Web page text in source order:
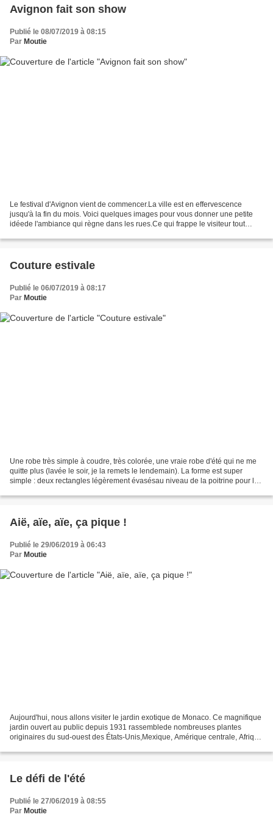
Avignon fait son show
Publié le 08/07/2019 à 08:15
Par Moutie
Le festival d'Avignon vient de commencer.La ville est en effervescence
jusqu'à la fin du mois. Voici quelques images pour vous donner une petite
idéede l'ambiance qui règne dans les rues.Ce qui frappe le visiteur tout
Couture estivale
Publié le 06/07/2019 à 08:17
Par Moutie
Une robe très simple à coudre, très colorée, une vraie robe d'été qui ne me
quitte plus (lavée le soir, je la remets le lendemain). La forme est super
simple : deux rectangles légèrement évasésau niveau de la poitrine pour le
Aië, aïe, aïe, ça pique !
Publié le 29/06/2019 à 06:43
Par Moutie
Aujourd'hui, nous allons visiter le jardin exotique de Monaco. Ce magnifique
jardin ouvert au public depuis 1931 rassemblede nombreuses plantes
originaires du sud-ouest des États-Unis,Mexique, Amérique centrale, Afrique
Le défi de l'été
Publié le 27/06/2019 à 08:55
Par Moutie